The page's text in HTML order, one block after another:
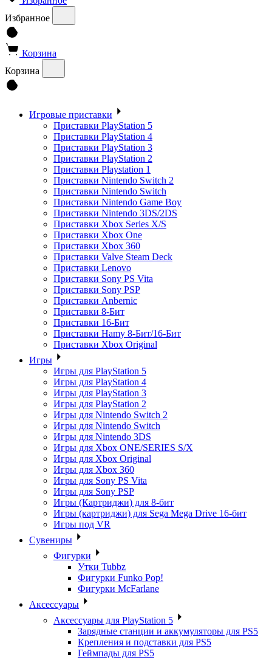
Избранное
Корзина
Корзина
Игровые приставки
Приставки PlayStation 5
Приставки PlayStation 4
Приставки PlayStation 3
Приставки PlayStation 2
Приставки Playstation 1
Приставки Nintendo Switch 2
Приставки Nintendo Switch
Приставки Nintendo Game Boy
Приставки Nintendo 3DS/2DS
Приставки Xbox Series X/S
Приставки Xbox One
Приставки Xbox 360
Приставки Valve Steam Deck
Приставки Lenovo
Приставки Sony PS Vita
Приставки Sony PSP
Приставки Anbernic
Приставки 8-Бит
Приставки 16-Бит
Приставки Hamy 8-Бит/16-Бит
Приставки Xbox Original
Игры
Игры для PlayStation 5
Игры для PlayStation 4
Игры для PlayStation 3
Игры для PlayStation 2
Игры для Nintendo Switch 2
Игры для Nintendo Switch
Игры для Nintendo 3DS
Игры для Xbox ONE/SERIES S/X
Игры для Xbox Original
Игры для Xbox 360
Игры для Sony PS Vita
Игры для Sony PSP
Игры (Картриджи) для 8-бит
Игры (картриджи) для Sega Mega Drive 16-бит
Игры под VR
Сувениры
Фигурки
Утки Tubbz
Фигурки Funko Pop!
Фигурки McFarlane
Аксессуары
Аксессуары для PlayStation 5
Зарядные станции и аккумуляторы для PS5
Крепления и подставки для PS5
Геймпады для PS5